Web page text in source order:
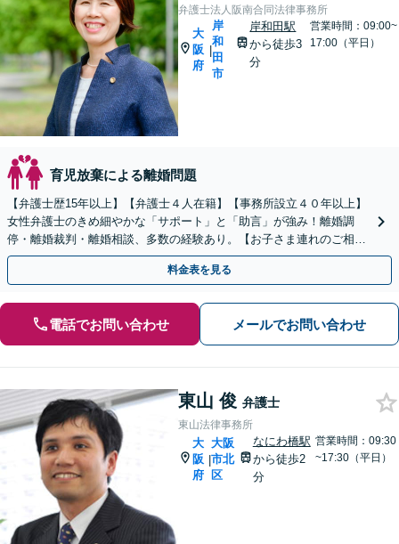
弁護士法人阪南合同法律事務所
大
阪
府
|
岸
和
田
市
岸和田駅
から徒歩3
分
営業時間：09:00~
17:00（平日）
育児放棄による離婚問題
【弁護士歴15年以上】【弁護士４人在籍】【事務所設立４０年以上】
女性弁護士のきめ細やかな「サポート」と「助言」が強み！離婚調
停・離婚裁判・離婚相談、多数の経験あり。【お子さま連れのご相談
OK】【南海岸和田駅徒歩3分】
料金表を見る
電話でお問い合わせ メールでお問い合わせ
東山 俊 弁護士
東山法律事務所
大
阪
府
|
大阪
市北
区
なにわ橋駅
から徒歩2
分
営業時間：09:30
~17:30（平日）